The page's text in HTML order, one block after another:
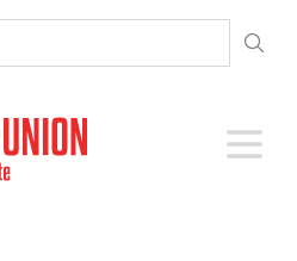
Open